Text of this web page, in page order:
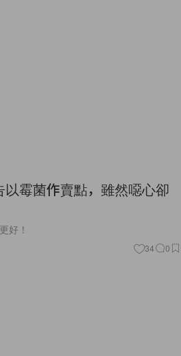
霉菌作賣點，雖然噁心卻
好！
34 0